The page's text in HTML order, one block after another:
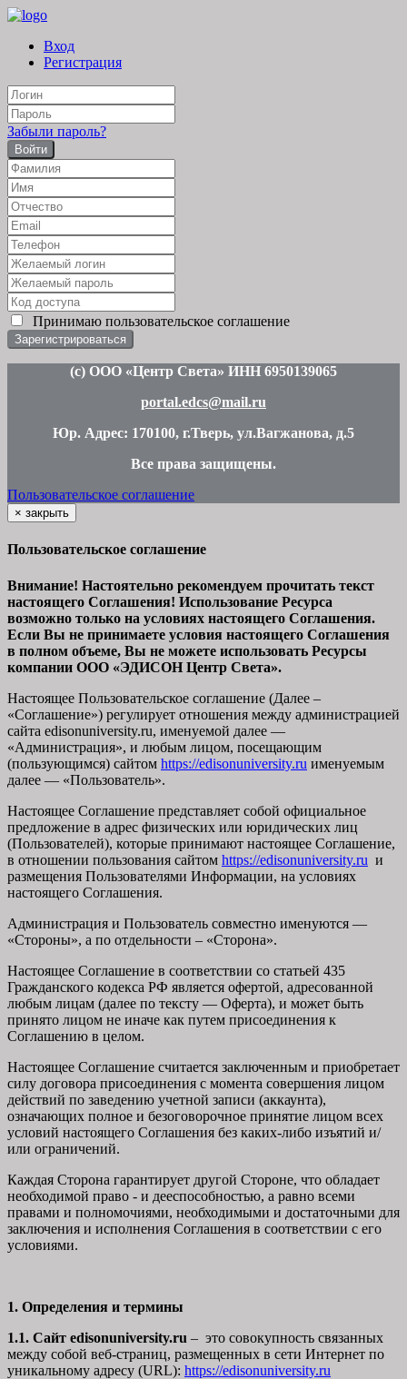
Вход
Регистрация
Забыли пароль?
Войти
Принимаю пользовательское соглашение
(c) ООО «Центр Света» ИНН 6950139065
portal.edcs@mail.ru
Юр. Адрес: 170100, г.Тверь, ул.Вагжанова, д.5
Все права защищены.
Пользовательское соглашение
× закрыть
Пользовательское соглашение
Внимание! Настоятельно рекомендуем прочитать текст
настоящего Соглашения! Использование Ресурса
возможно только на условиях настоящего Соглашения.
Если Вы не принимаете условия настоящего Соглашения
в полном объеме, Вы не можете использовать Ресурсы
компании ООО «ЭДИСОН Центр Света».
Настоящее Пользовательское соглашение (Далее –
«Соглашение») регулирует отношения между администрацией
сайта edisonuniversity.ru, именуемой далее —
«Администрация», и любым лицом, посещающим
(пользующимся) сайтом https://edisonuniversity.ru именуемым
далее — «Пользователь».
Настоящее Соглашение представляет собой официальное
предложение в адрес физических или юридических лиц
(Пользователей), которые принимают настоящее Соглашение,
в отношении пользования сайтом https://edisonuniversity.ru и
размещения Пользователями Информации, на условиях
настоящего Соглашения.
Администрация и Пользователь совместно именуются —
«Стороны», а по отдельности – «Сторона».
Настоящее Соглашение в соответствии со статьей 435
Гражданского кодекса РФ является офертой, адресованной
любым лицам (далее по тексту — Оферта), и может быть
принято лицом не иначе как путем присоединения к
Соглашению в целом.
Настоящее Соглашение считается заключенным и приобретает
силу договора присоединения с момента совершения лицом
действий по заведению учетной записи (аккаунта),
означающих полное и безоговорочное принятие лицом всех
условий настоящего Соглашения без каких-либо изъятий и/
или ограничений.
Каждая Сторона гарантирует другой Стороне, что обладает
необходимой право - и дееспособностью, а равно всеми
правами и полномочиями, необходимыми и достаточными для
заключения и исполнения Соглашения в соответствии с его
условиями.
1. Определения и термины
1.1. Сайт edisonuniversity.ru – это совокупность связанных
между собой веб-страниц, размещенных в сети Интернет по
уникальному адресу (URL): https://edisonuniversity.ru